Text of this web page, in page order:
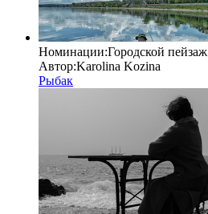
Номинации:Городской пейзаж
Автор:Karolina Kozina
Рыбак